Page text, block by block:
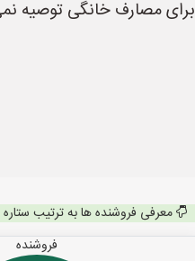
برای مصارف خانگی توصیه
معرفی فروشنده ها به ترتیب
فروشنده